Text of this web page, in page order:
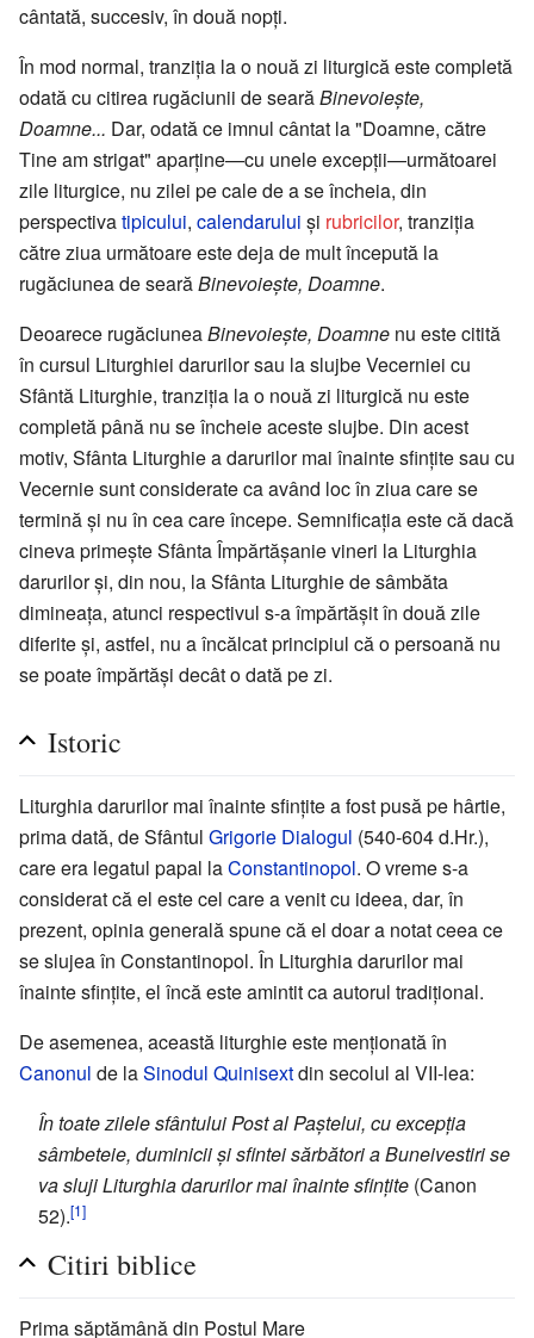
cântată, succesiv, în două nopţi.
În mod normal, tranziţia la o nouă zi liturgică este completă
odată cu citirea rugăciunii de searăBinevoieşte,
Doamne... Dar, odată ce imnul cântat la "Doamne, către
Tine am strigat" aparţine—cu unele excepţii—următoarei
zile liturgice, nu zilei pe cale de a se încheia, din
perspectivatipicului, calendarului şi rubricilor, tranziţia
către ziua următoare este deja de mult începută la
rugăciunea de searăBinevoieşte, Doamne.
Deoarece rugăciuneaBinevoieşte, Doamne nu este citită
în cursul Liturghiei darurilor sau la slujbe Vecerniei cu
Sfântă Liturghie, tranziţia la o nouă zi liturgică nu este
completă până nu se încheie aceste slujbe. Din acest
motiv, Sfânta Liturghie a darurilor mai înainte sfinţite sau cu
Vecernie sunt considerate ca având loc în ziua care se
termină şi nu în cea care începe. Semnificaţia este că dacă
cineva primeşte Sfânta Împărtăşanie vineri la Liturghia
darurilor şi, din nou, la Sfânta Liturghie de sâmbăta
dimineaţa, atunci respectivul s-a împărtăşit în două zile
diferite şi, astfel, nu a încălcat principiul că o persoană nu
se poate împărtăşi decât o dată pe zi.
Istoric
Liturghia darurilor mai înainte sfinţite a fost pusă pe hârtie,
prima dată, de Sfântul Grigorie Dialogul (540-604 d.Hr.),
care era legatul papal laConstantinopol. O vreme s-a
considerat că el este cel care a venit cu ideea, dar, în
prezent, opinia generală spune că el doar a notat ceea ce
se slujea în Constantinopol. În Liturghia darurilor mai
înainte sfinţite, el încă este amintit ca autorul tradiţional.
De asemenea, această liturghie este menţionată în
Canonul de laSinodul Quinisextdin secolul al VII-lea:
În toate zilele sfântului Post al Paştelui, cu excepţia
sâmbeteie, duminicii şi sfintei sărbători a Buneivestiri se
va sluji Liturghia darurilor mai înainte sfinţite (Canon
52).[1]
Citiri biblice
Prima săptămână din Postul Mare